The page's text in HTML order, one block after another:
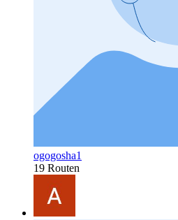
ogogosha1
19 Routen